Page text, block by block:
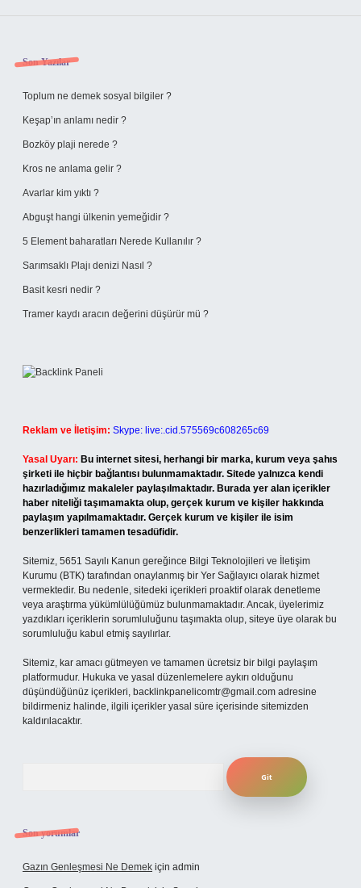
Sidebar
Son Yazılar
Toplum ne demek sosyal bilgiler ?
Keşap’ın anlamı nedir ?
Bozköy plaji nerede ?
Kros ne anlama gelir ?
Avarlar kim yıktı ?
Abguşt hangi ülkenin yemeğidir ?
5 Element baharatları Nerede Kullanılır ?
Sarımsaklı Plajı denizi Nasıl ?
Basit kesri nedir ?
Tramer kaydı aracın değerini düşürür mü ?
Reklam ve İletişim: Skype: live:.cid.575569c608265c69
Yasal Uyarı: Bu internet sitesi, herhangi bir marka, kurum veya şahıs
şirketi ile hiçbir bağlantısı bulunmamaktadır. Sitede yalnızca kendi
hazırladığımız makaleler paylaşılmaktadır. Burada yer alan içerikler
haber niteliği taşımamakta olup, gerçek kurum ve kişiler hakkında
paylaşım yapılmamaktadır. Gerçek kurum ve kişiler ile isim
benzerlikleri tamamen tesadüfidir.
Sitemiz, 5651 Sayılı Kanun gereğince Bilgi Teknolojileri ve İletişim
Kurumu (BTK) tarafından onaylanmış bir Yer Sağlayıcı olarak hizmet
vermektedir. Bu nedenle, sitedeki içerikleri proaktif olarak denetleme
veya araştırma yükümlülüğümüz bulunmamaktadır. Ancak, üyelerimiz
yazdıkları içeriklerin sorumluluğunu taşımakta olup, siteye üye olarak bu
sorumluluğu kabul etmiş sayılırlar.
Sitemiz, kar amacı gütmeyen ve tamamen ücretsiz bir bilgi paylaşım
platformudur. Hukuka ve yasal düzenlemelere aykırı olduğunu
düşündüğünüz içerikleri, backlinkpanelicomtr@gmail.com adresine
bildirmeniz halinde, ilgili içerikler yasal süre içerisinde sitemizden
kaldırılacaktır.
Son yorumlar
Gazın Genleşmesi Ne Demek için admin